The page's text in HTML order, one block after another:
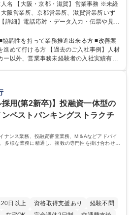
詳細】電話応対・データ入力・伝票や見積
・営業所内で発生する事務業務や業務改
可能です。業務システムがきちんと構築さ
に慣れることができる環境です。また、
営業事務 ※未経験可
調性を持って業務推進出来る方 ■改善案
進めて行ける方 【過去のご入社事例】人材
ー以外、営業事務未経験者の入社実績有
せ、能動的なサポート、改善の動きも期
ストとして、チームに貢献し、結果的に
とができます。平均19:30の退勤以降の業
メリハリのある働き方となります。 学
専 短大 語学力： 資格：
採用(第2新卒)】投融資一体型の
ベストバンキングストラクチ
ナンス業務、投融資審査業務、M＆Aなどアドバイ
多様な業務に精通し、複数の専門性を掛け合わせて
日以上 資格取得支援あり
経験不問